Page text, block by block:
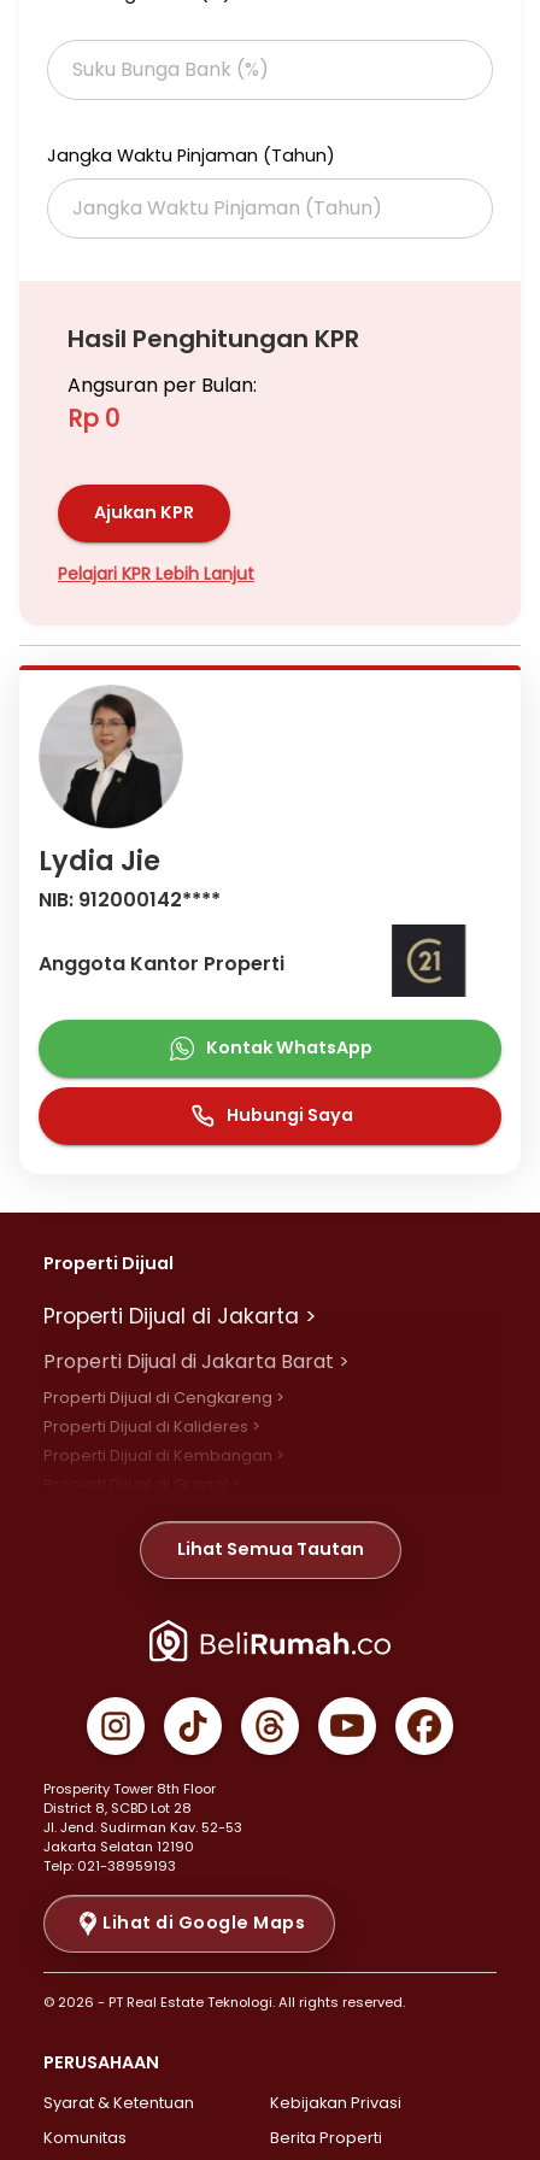
Jangka Waktu Pinjaman (Tahun)
Hasil Penghitungan KPR
Angsuran per Bulan:
Rp 0
Ajukan KPR
Pelajari KPR Lebih Lanjut
Lydia Jie
NIB: 912000142****
Anggota Kantor Properti
Kontak WhatsApp
Hubungi Saya
Properti Dijual
Properti Dijual di Jakarta >
Properti Dijual di Jakarta Barat >
Properti Dijual di Cengkareng >
Properti Dijual di Kalideres >
Properti Dijual di Kembangan >
Properti Dijual di Meruya >
Properti Dijual di Jelambar >
Properti Dijual di Jakarta Pusat >
Properti Dijual di Gambir >
Properti Dijual di Johar Baru >
Properti Dijual di Menteng >
Properti Dijual di Senen >
Properti Dijual di Tanah Abang >
Properti Dijual di Cikini >
Properti Dijual di Kramat >
Properti Dijual di Pasar Baru >
Properti Dijual di Bendungan Hilir >
Properti Dijual di Jakarta Selatan >
Properti Dijual di Lebak Bulus >
Properti Dijual di Gandaria Selatan >
Properti Dijual di Pondok Labu >
Lihat Semua Tautan
Prosperity Tower 8th Floor
District 8, SCBD Lot 28
JI. Jend. Sudirman Kav. 52-53
Jakarta Selatan 12190
Telp: 021-38959193
Lihat di Google Maps
© 2026 - PT Real Estate Teknologi. All rights reserved.
PERUSAHAAN
Syarat & Ketentuan
Kebijakan Privasi
Komunitas
Berita Properti